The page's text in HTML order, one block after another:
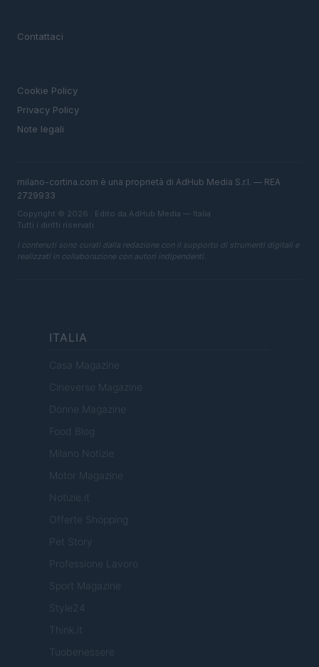
Contattaci
Cookie Policy
Privacy Policy
Note legali
milano-cortina.com è una proprietà di AdHub Media S.r.l. — REA
2729933
Copyright © 2026 · Edito da AdHub Media — Italia
Tutti i diritti riservati
I contenuti sono curati dalla redazione con il supporto di strumenti digitali e
realizzati in collaborazione con autori indipendenti.
ITALIA
Casa Magazine
Cineverse Magazine
Donne Magazine
Food Blog
Milano Notizie
Motor Magazine
Notizie.it
Offerte Shopping
Pet Story
Professione Lavoro
Sport Magazine
Style24
Think.it
Tuobenessere